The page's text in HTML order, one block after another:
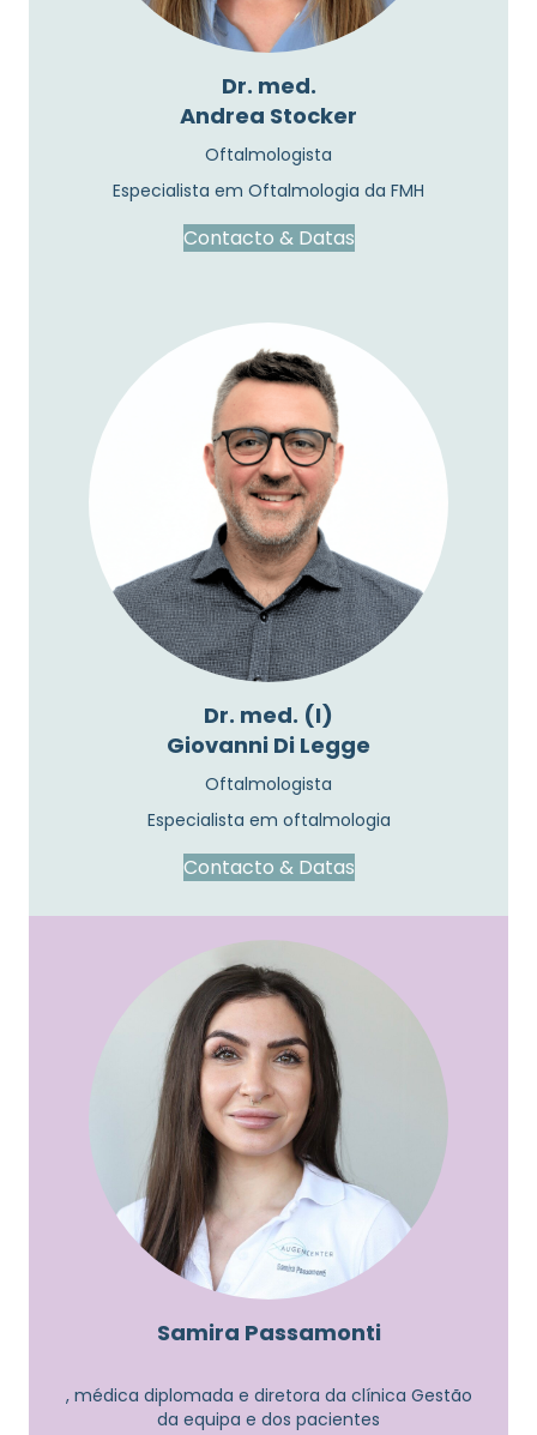
Dr. med.
Andrea Stocker
Oftalmologista
Especialista em Oftalmologia da FMH
Contacto & Datas
Dr. med. (I)
Giovanni Di Legge
Oftalmologista
Especialista em oftalmologia
Contacto & Datas
Samira Passamonti
, médica diplomada e diretora da clínica Gestão
da equipa e dos pacientes